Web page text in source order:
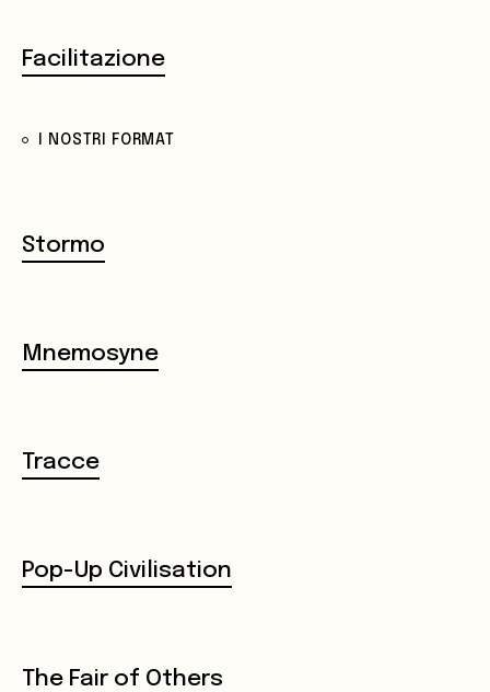
Facilitazione
I NOSTRI FORMAT
Stormo
Mnemosyne
Tracce
Pop-Up Civilisation
The Fair of Others